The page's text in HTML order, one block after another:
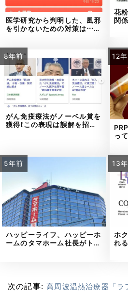
医学研究から判明した、風邪
を引かないための対策は⋯…
花
関
8年前
がん免疫療法がノーベル賞を
獲得❗この表現は誤解を招…
12
っ
5年前
ハッピーライフ、ハッピーホ
ームのタマホーム社長がト…
13
ホ
れ
次の記事:高周波温熱治療器「ラ